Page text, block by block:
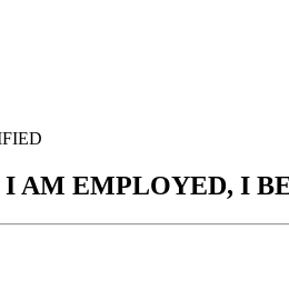
I AM EMPLOYED, I